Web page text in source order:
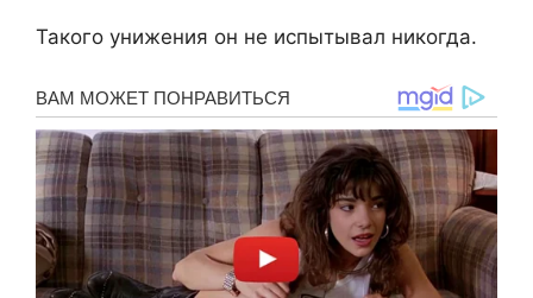
Такого унижения он не испытывал никогда.